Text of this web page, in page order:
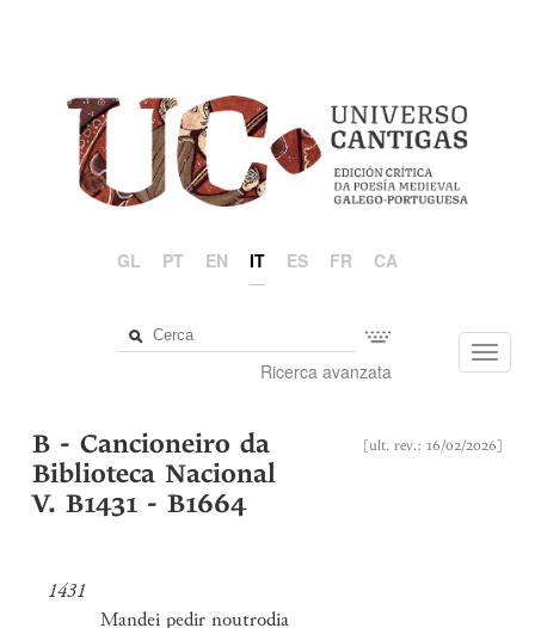
GL PT EN IT ES FR CA
Ricerca avanzata
[ult. rev.: 16/02/2026]
B - Cancioneiro da
Biblioteca Nacional
V. B1431 - B1664
1431
Mandei pedir noutrodia